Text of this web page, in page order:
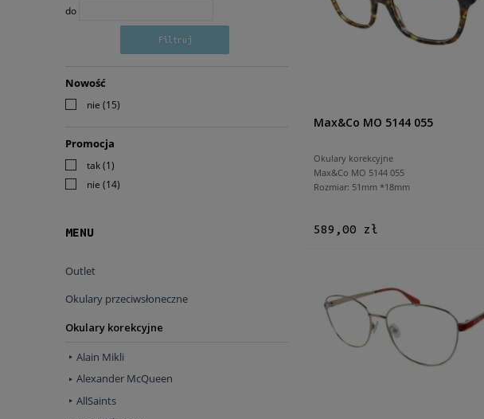
do
Filtruj
Nowość
nie (15)
Promocja
tak(1)
nie (14)
MENU
Outlet
Okulary przeciwsłoneczne
Okulary korekcyjne
Alain Mikli
Alexander McQueen
AllSaints
Max&Co MO 5144 055
Okulary korekcyjne
Max&Co MO 5144 055
Rozmiar: 51mm *18mm
589,00 zł